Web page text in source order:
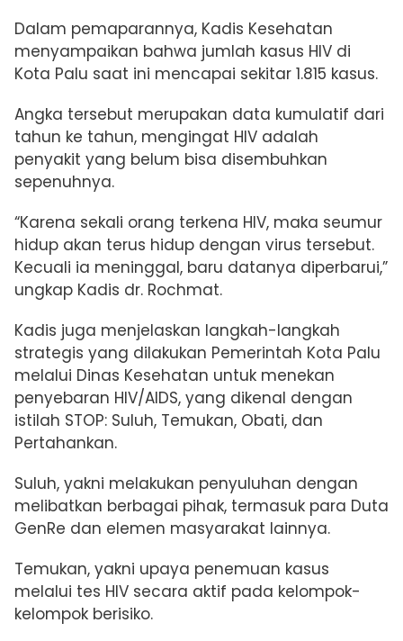
Dalam pemaparannya, Kadis Kesehatan
menyampaikan bahwa jumlah kasus HIV di
Kota Palu saat ini mencapai sekitar 1.815 kasus.
Angka tersebut merupakan data kumulatif dari
tahun ke tahun, mengingat HIV adalah
penyakit yang belum bisa disembuhkan
sepenuhnya.
“Karena sekali orang terkena HIV, maka seumur
hidup akan terus hidup dengan virus tersebut.
Kecuali ia meninggal, baru datanya diperbarui,”
ungkap Kadis dr. Rochmat.
Kadis juga menjelaskan langkah-langkah
strategis yang dilakukan Pemerintah Kota Palu
melalui Dinas Kesehatan untuk menekan
penyebaran HIV/AIDS, yang dikenal dengan
istilah STOP: Suluh, Temukan, Obati, dan
Pertahankan.
Suluh, yakni melakukan penyuluhan dengan
melibatkan berbagai pihak, termasuk para Duta
GenRe dan elemen masyarakat lainnya.
Temukan, yakni upaya penemuan kasus
melalui tes HIV secara aktif pada kelompok-
kelompok berisiko.